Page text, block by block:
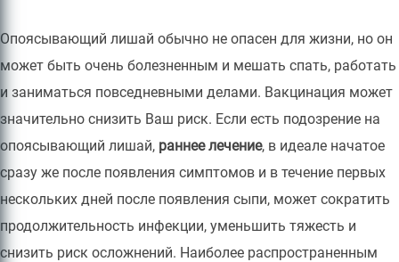
Опоясывающий лишай обычно не опасен для жизни, но он
может быть очень болезненным и мешать спать, работать
и заниматься повседневными делами. Вакцинация может
значительно снизить Ваш риск. Если есть подозрение на
опоясывающий лишай, раннее лечение, в идеале начатое
сразу же после появления симптомов и в течение первых
нескольких дней после появления сыпи, может сократить
продолжительность инфекции, уменьшить тяжесть и
снизить риск осложнений. Наиболее распространенным